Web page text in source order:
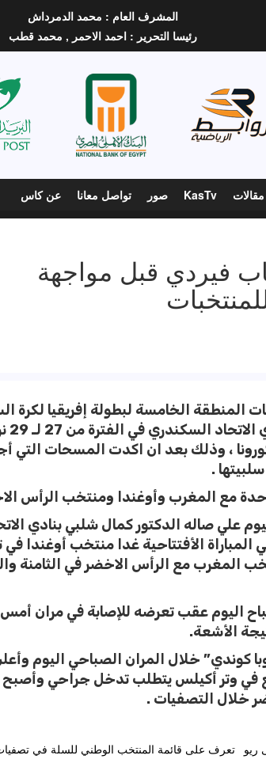
المشرف العام : محمد الدمرداش
رئيسا التحرير : احمد الاحمر , محمد قطب
مقالات KasTv صور تواصل معانا عن كاس
فيردي قبل مواجهة
المنطقة الخامسة لبطولة إفريقيا لكرة
والتي
، وذلك بعد ان اكدت المسحات التي
.
مع المغرب وأوغندا ومنتخب الرأس
علي صاله الدكتور كمال شلبي بنادي
الأفتتاحية غدا منتخب أوغندا في
المغرب مع الرأس الاخضر في الثامنة
اليوم عقب تعرضه للإصابة في مران
الأشعة.
خلال المران الصباحي اليوم
وتر أكيلس يتطلب تدخل جراحي وأصبح
خلال التصفيات .
تعرف على قائمة المنتخب الوطني للسلة في تصفيات
ريو